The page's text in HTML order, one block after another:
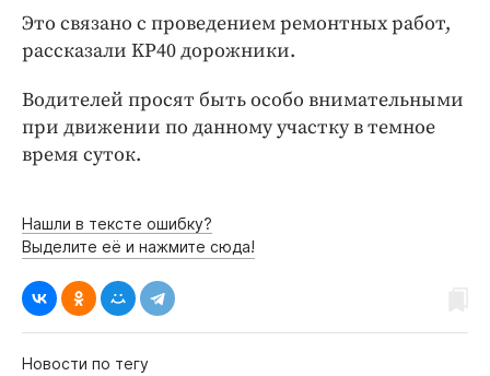
Медиаперсона
Интересное чтиво
Клиника года
Бренд года
Работодатель года
Это связано с проведением ремонтных работ,
рассказали KP40 дорожники.
Водителей просят быть особо внимательными
при движении по данному участку в темное
время суток.
Нашли в тексте ошибку?
Выделите её и нажмите сюда!
Новости по тегу